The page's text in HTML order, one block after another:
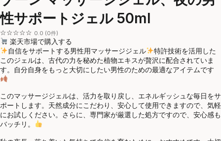
性サポートジェル 50ml
☆☆☆☆☆ 0.0 (0件)
楽天市場で購入する
自信をサポートする男性用マッサージジェル
特許技術を活用した
このジェルは、古代の力を秘めた植物エキスが贅沢に配合されていま
す。自分自身をもっと大切にしたい男性のための最適なアイテムです
このマッサージジェルは、活力を取り戻し、エネルギッシュな毎日をサ
ポートします。天然成分にこだわり、安心して使用できますので、気軽
にお試しください。さらに、専門家が厳選した処方ですので、安心感も
バッチリ。